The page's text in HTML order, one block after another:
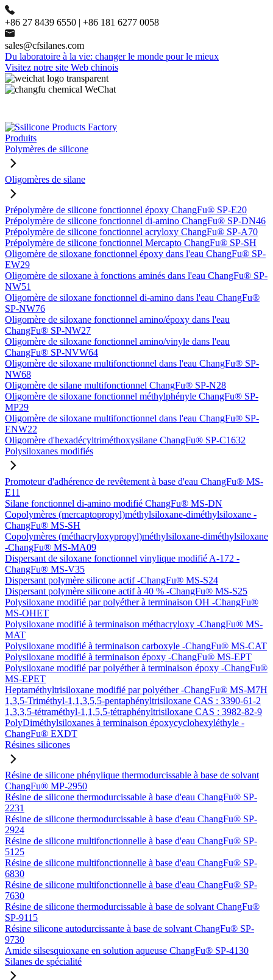
+86 27 8439 6550 | +86 181 6277 0058
sales@cfsilanes.com
Du laboratoire à la vie: changer le monde pour le mieux
Visitez notre site Web chinois
Produits
Polymères de silicone
Oligomères de silane
Prépolymère de silicone fonctionnel époxy ChangFu® SP-E20
Prépolymère de silicone fonctionnel di-amino ChangFu® SP-DN46
Prépolymère de silicone fonctionnel acryloxy ChangFu® SP-A70
Prépolymère de silicone fonctionnel Mercapto ChangFu® SP-SH
Oligomère de siloxane fonctionnel époxy dans l'eau ChangFu® SP-
EW29
Oligomère de siloxane à fonctions aminés dans l'eau ChangFu® SP-
NW51
Oligomère de siloxane fonctionnel di-amino dans l'eau ChangFu®
SP-NW76
Oligomère de siloxane fonctionnel amino/époxy dans l'eau
ChangFu® SP-NW27
Oligomère de siloxane fonctionnel amino/vinyle dans l'eau
ChangFu® SP-NVW64
Oligomère de siloxane multifonctionnel dans l'eau ChangFu® SP-
NW68
Oligomère de silane multifonctionnel ChangFu® SP-N28
Oligomère de siloxane fonctionnel méthylphényle ChangFu® SP-
MP29
Oligomère de siloxane multifonctionnel dans l'eau ChangFu® SP-
ENW22
Oligomère d'hexadécyltriméthoxysilane ChangFu® SP-C1632
Polysiloxanes modifiés
Promoteur d'adhérence de revêtement à base d'eau ChangFu® MS-
E11
Silane fonctionnel di-amino modifié ChangFu® MS-DN
Copolymères (mercaptopropyl)méthylsiloxane-diméthylsiloxane -
ChangFu® MS-SH
Copolymères (méthacryloxypropyl)méthylsiloxane-diméthylsiloxane
-ChangFu® MS-MA09
Dispersant de siloxane fonctionnel vinylique modifié A-172 -
ChangFu® MS-V35
Dispersant polymère silicone actif -ChangFu® MS-S24
Dispersant polymère silicone actif à 40 % -ChangFu® MS-S25
Polysiloxane modifié par polyéther à terminaison OH -ChangFu®
MS-OHET
Polysiloxane modifié à terminaison méthacryloxy -ChangFu® MS-
MAT
Polysiloxane modifié à terminaison carboxyle -ChangFu® MS-CAT
Polysiloxane modifié à terminaison époxy -ChangFu® MS-EPT
Polysiloxane modifié par polyéther à terminaison époxy -ChangFu®
MS-EPET
Heptaméthyltrisiloxane modifié par polyéther -ChangFu® MS-M7H
1,3,5-Triméthyl-1,1,3,5,5-pentaphényltrisiloxane CAS : 3390-61-2
1,3,3,5-tétraméthyl-1,1,5,5-tétraphényltrisiloxane CAS : 3982-82-9
PolyDiméthylsiloxanes à terminaison époxycyclohexyléthyle -
ChangFu® EXDT
Résines silicones
Résine de silicone phénylique thermodurcissable à base de solvant
ChangFu® MP-2950
Résine de silicone thermodurcissable à base d'eau ChangFu® SP-
2231
Résine de silicone thermodurcissable à base d'eau ChangFu® SP-
2924
Résine de silicone multifonctionnelle à base d'eau ChangFu® SP-
5125
Résine de silicone multifonctionnelle à base d'eau ChangFu® SP-
6830
Résine de silicone multifonctionnelle à base d'eau ChangFu® SP-
7630
Résine de silicone thermodurcissable à base de solvant ChangFu®
SP-9115
Résine silicone autodurcissante à base de solvant ChangFu® SP-
9730
Amide silsesquioxane en solution aqueuse ChangFu® SP-4130
Silanes de spécialité